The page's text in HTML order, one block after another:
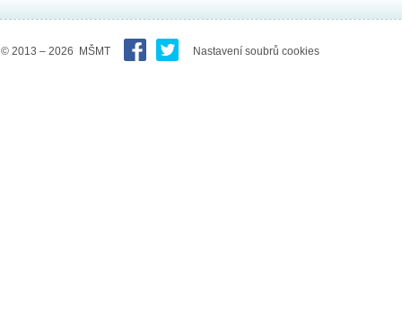
© 2013 – 2026 MŠMT Nastavení soubrů cookies